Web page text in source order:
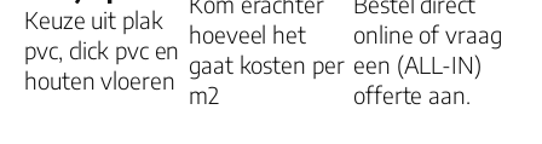
Dikte plank
Dessin
Keuze uit plak
pvc, click pvc en
houten vloeren
hoeveel het
gaat kosten per
m2
online of vraag
een (ALL-IN)
offerte aan.